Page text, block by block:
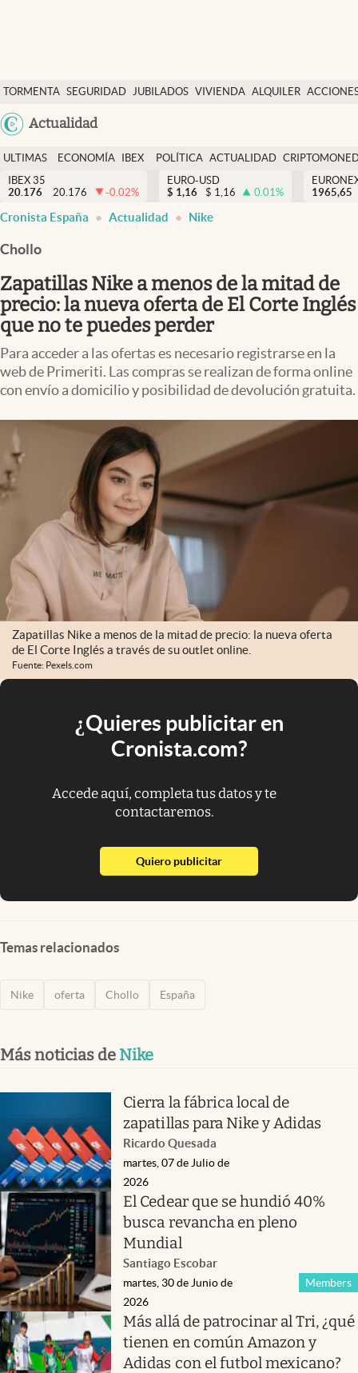
TORMENTA SEGURIDAD JUBILADOS VIVIENDA ALQUILER
USA
Actualidad
Economía y finanzas
Política
Actualidad
Criptomonedas
España
ULTIMAS
NOTICIAS
ECONOMÍA
FINANZAS
IBEX
EURO
POLÍTICA ACTUALIDAD
IBEX 35
20.176
20.176 -0.02%
EURO-USD
$ 1,16 $ 1,16 0.01%
1965,65
Cronista España Actualidad Nike
Chollo
Zapatillas Nike a menos de la mitad de
precio: la nueva oferta de El Corte Inglés
que no te puedes perder
Para acceder a las ofertas es necesario registrarse en la
web de Primeriti. Las compras se realizan de forma online
con envío a domicilio y posibilidad de devolución gratuita.
Zapatillas Nike a menos de la mitad de precio: la nueva oferta
de El Corte Inglés a través de su outlet online.
Fuente: Pexels.com
¿Quieres publicitar en
Cronista.com?
Accede aquí, completa tus datos y te
contactaremos.
Quiero publicitarabre en nueva pestaña
Temas relacionados
Nike oferta Chollo España
Más noticias de Nike
Cierra la fábrica local de
zapatillas para Nike y Adidas
Ricardo Quesada
martes, 07 de Julio de
2026
El Cedear que se hundió 40%
busca revancha en pleno
Mundial
Santiago Escobar
Members
martes, 30 de Junio de
2026
Más allá de patrocinar al Tri, ¿qué
tienen en común Amazon y
Adidas con el futbol mexicano?